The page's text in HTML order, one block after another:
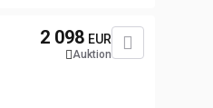
2 098 EUR
Auktion